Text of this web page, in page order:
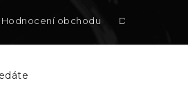
Hodnocení obchodu Doručení na SK